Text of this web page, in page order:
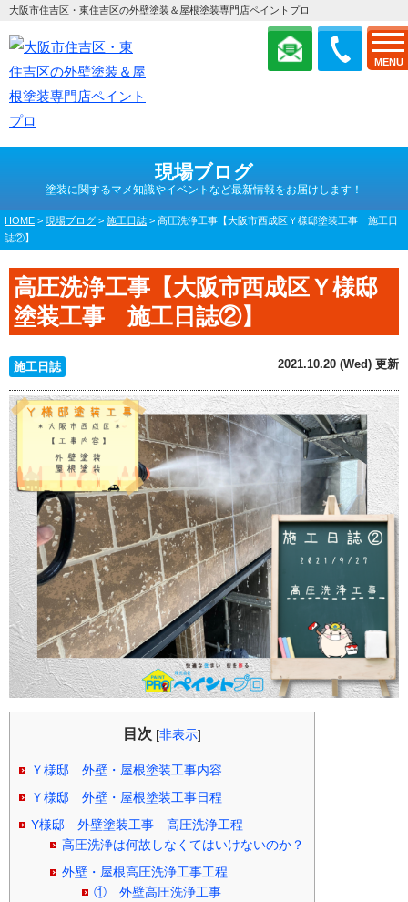
MENU
大阪市住吉区・東住吉区の外壁塗装＆屋根塗装専門店ペイントプロ
現場ブログ
塗装に関するマメ知識やイベントなど最新情報をお届けします！
HOME > 現場ブログ > 施工日誌 > 高圧洗浄工事【大阪市西成区Ｙ様邸塗装工事 施工日
誌②】
高圧洗浄工事【大阪市西成区Ｙ様邸
塗装工事 施工日誌②】
施工日誌 2021.10.20 (Wed) 更新
目次 [非表示]
Ｙ様邸 外壁・屋根塗装工事内容
Ｙ様邸 外壁・屋根塗装工事日程
Y様邸 外壁塗装工事 高圧洗浄工程
高圧洗浄は何故しなくてはいけないのか？
外壁・屋根高圧洗浄工事工程
① 外壁高圧洗浄工事